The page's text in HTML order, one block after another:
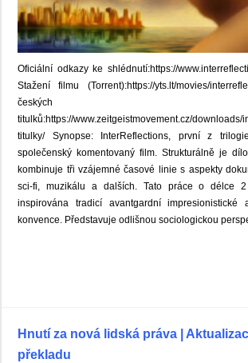
Oficiální odkazy ke shlédnutí:https://
Stažení filmu (Torrent):https://yts.lt/movies/
českých
titulků:https://www.zeitgeistmovement.cz/downloads/
titulky/ Synopse: InterReflections, první z
společenský komentovaný film. Strukturálně je
kombinuje tři vzájemné časové linie s aspekty
sci-fi, muzikálu a dalších. Tato práce o délce
inspirována tradicí avantgardní impresionistické
konvence. Představuje odlišnou sociologickou
Hnutí za nová lidská práva |
překladu